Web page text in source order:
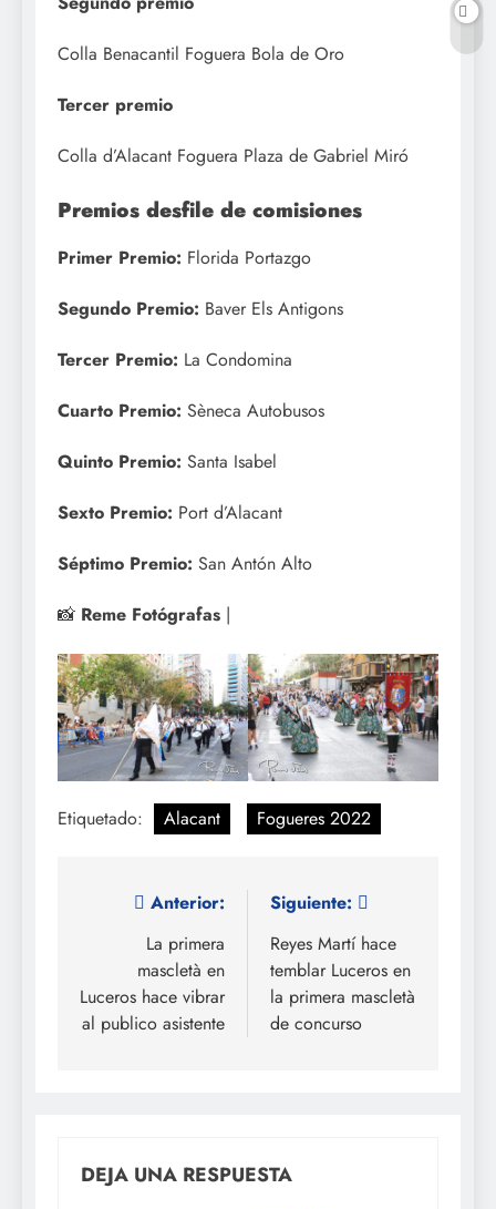
Colla Benacantil Foguera Bola de Oro
Tercer premio
Colla d’Alacant Foguera Plaza de Gabriel Miró
Premios desfile de comisiones
Primer Premio: Florida Portazgo
Segundo Premio: Baver Els Antigons
Tercer Premio: La Condomina
Cuarto Premio: Sèneca Autobusos
Quinto Premio: Santa Isabel
Sexto Premio: Port d’Alacant
Séptimo Premio: San Antón Alto
📸 Reme Fotógrafas |
Etiquetado: Alacant Fogueres 2022
Navegación
entradas
Anterior:
La primera
mascletà en
Luceros hace vibrar
al publico asistente
Siguiente:
Reyes Martí hace
temblar Luceros en
la primera mascletà
de concurso
DEJA UNA RESPUESTA